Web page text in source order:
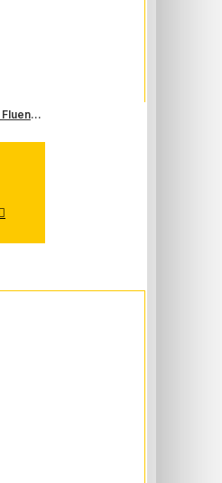
Basınç Kaptörü Fluence Megane 3 Captur Clio 4-223650001R